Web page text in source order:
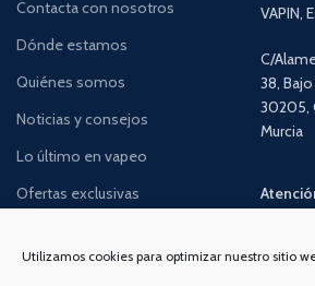
Utilizamos cookies para optimizar nuestro sitio
Contacta con nosotros
Dónde estamos
Quiénes somos
Noticias y consejos
Lo último en vapeo
Ofertas exclusivas
VAPIN,
C/
38, Bajo
30205,
Murcia